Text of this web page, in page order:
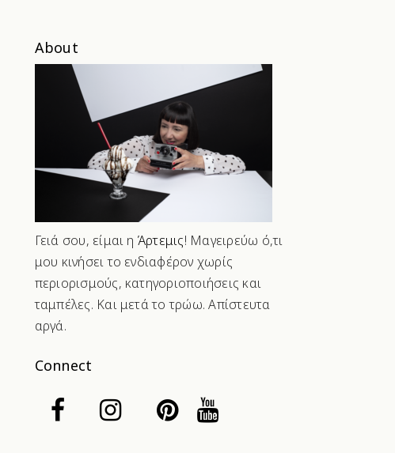
About
Γειά σου, είμαι η Άρτεμις! Μαγειρεύω ό,τι
μου κινήσει το ενδιαφέρον χωρίς
περιορισμούς, κατηγοριοποιήσεις και
ταμπέλες. Και μετά το τρώω. Απίστευτα
αργά.
Connect